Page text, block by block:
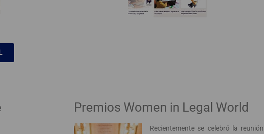
Premios Women in Legal World
Recientemente se celebró la reunión